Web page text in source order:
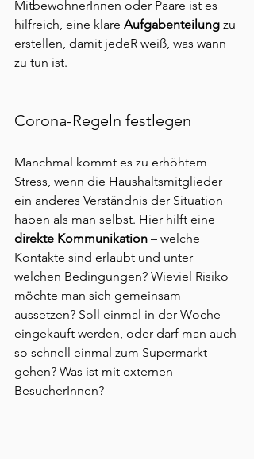
MitbewohnerInnen oder Paare ist es
hilfreich, eine klare Aufgabenteilung zu
erstellen, damit jedeR weiß, was wann
zu tun ist.
Corona-Regeln festlegen
Manchmal kommt es zu erhöhtem
Stress, wenn die Haushaltsmitglieder
ein anderes Verständnis der Situation
haben als man selbst. Hier hilft eine
direkte Kommunikation – welche
Kontakte sind erlaubt und unter
welchen Bedingungen? Wieviel Risiko
möchte man sich gemeinsam
aussetzen? Soll einmal in der Woche
eingekauft werden, oder darf man auch
so schnell einmal zum Supermarkt
gehen? Was ist mit externen
BesucherInnen?